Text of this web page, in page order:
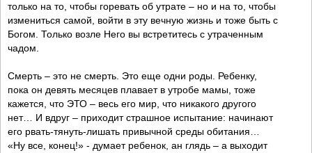
только на то, чтобы горевать об утрате – но и на то, чтобы
измениться самой, войти в эту вечную жизнь и тоже быть с
Богом. Только возле Него вы встретитесь с утраченным
чадом.
Смерть – это не смерть. Это еще одни роды. Ребенку,
пока он девять месяцев плавает в утробе мамы, тоже
кажется, что ЭТО – весь его мир, что никакого другого
нет… И вдруг – приходит страшное испытание: начинают
его рвать-тянуть-лишать привычной среды обитания…
«Ну все, конец!» - думает ребенок, ан глядь – а выходит